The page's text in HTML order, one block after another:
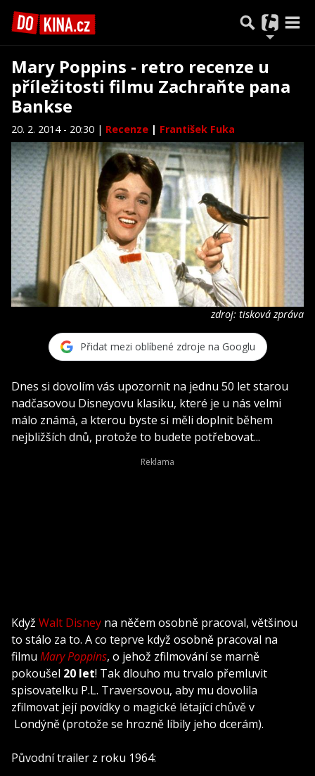
Mary Poppins - retro recenze u
příležitosti filmu Zachraňte pana
Bankse
20. 2. 2014 - 20:30 | Recenze | František Fuka
zdroj: tisková zpráva
Přidat mezi oblíbené zdroje na Googlu
Dnes si dovolím vás upozornit na jednu 50 let starou
nadčasovou Disneyovu klasiku, které je u nás velmi
málo známá, a kterou byste si měli doplnit během
nejbližších dnů, protože to budete potřebovat...
Když Walt Disney na něčem osobně pracoval, většinou
to stálo za to. A co teprve když osobně pracoval na
filmu Mary Poppins, o jehož zfilmování se marně
pokoušel 20 let! Tak dlouho mu trvalo přemluvit
spisovatelku P.L. Traversovou, aby mu dovolila
zfilmovat její povídky o magické létající chůvě v
Londýně (protože se hrozně líbily jeho dcerám).
Původní trailer z roku 1964: